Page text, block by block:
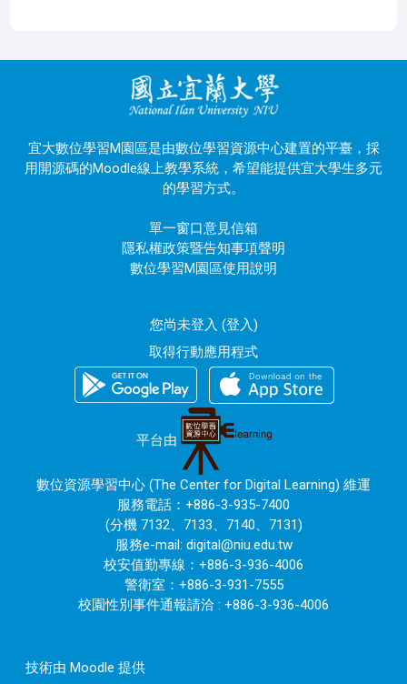
宜大數位學習M園區是由數位學習資源中心建置的平臺，採
用開源碼的Moodle線上教學系統，希望能提供宜大學生多元
的學習方式。
單一窗口意見信箱
隱私權政策暨告知事項聲明
數位學習M園區使用說明
您尚未登入 (登入)
取得行動應用程式
平台由
數位資源學習中心 (The Center for Digital Learning) 維運
服務電話：+886-3-935-7400
(分機 7132、7133、7140、7131)
服務e-mail: digital@niu.edu.tw
校安值勤專線：+886-3-936-4006
警衛室：+886-3-931-7555
校園性別事件通報請洽 : +886-3-936-4006
技術由 Moodle 提供